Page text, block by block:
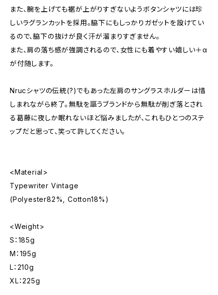
また、腕を上げても裾が上がりすぎないようボタンシャツには珍
しいラグランカットを採用。脇下にもしっかりガゼットを設けてい
るので、脇下の抜けが良く汗が溜まりすぎません。
また、肩の落ち感が強調されるので、女性にも着やすい嬉しい＋α
が付随します。
Nrucシャツの伝統(?)でもあった左肩のサングラスホルダーは惜
しまれながら終了。無駄を謳うブランドから無駄が削ぎ落とされ
る葛藤に夜しか眠れないほど悩みましたが、これもひとつのステ
ップだと思って、笑って許してください。
<Material>
Typewriter Vintage
(Polyester82%, Cotton18%)
<Weight>
S：185g
M：195g
L：210g
XL：225g​